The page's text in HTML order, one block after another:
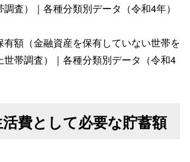
査）｜各種分類別データ（令和4年）
有額（金融資産を保有していない世帯を
世帯調査）｜各種分類別データ（令和4
費として必要な貯蓄額